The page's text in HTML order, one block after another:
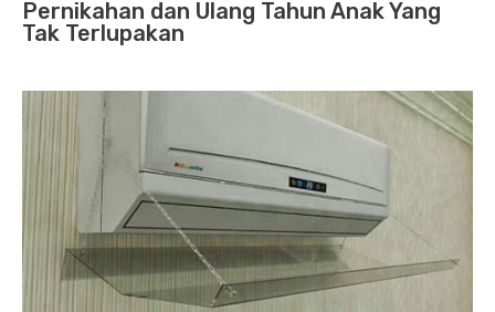
Pernikahan dan Ulang Tahun Anak Yang
Tak Terlupakan